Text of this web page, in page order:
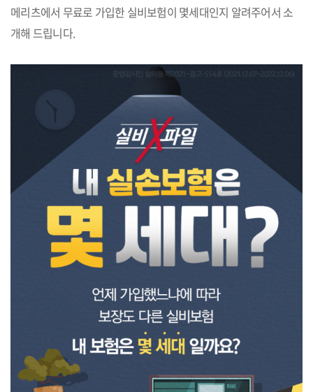
메리츠에서 무료로 가입한 실비보험이 몇세대인지 알려주어서 소
개해 드립니다.